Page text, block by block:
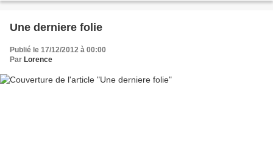
Une derniere folie
Publié le 17/12/2012 à 00:00
Par Lorence